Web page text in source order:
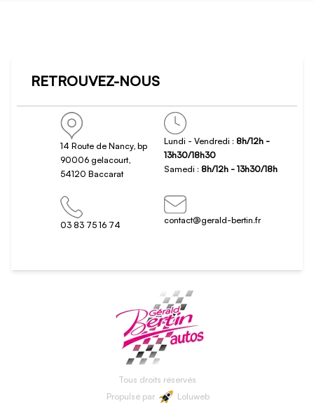
RETROUVEZ-NOUS
14 Route de Nancy, bp
90006 gelacourt,
54120 Baccarat
Lundi - Vendredi : 8h/12h -
13h30/18h30
Samedi : 8h/12h - 13h30/18h
03 83 75 16 74 contact@gerald-bertin.fr
Tous droits réservés
Propulsé par
Loluweb